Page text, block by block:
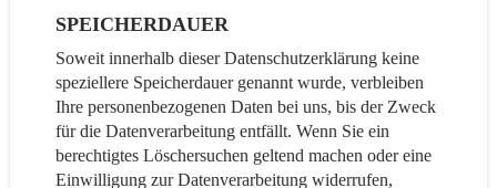
SPEICHERDAUER
Soweit innerhalb dieser Datenschutzerklärung keine
speziellere Speicherdauer genannt wurde, verbleiben
Ihre personenbezogenen Daten bei uns, bis der Zweck
für die Datenverarbeitung entfällt. Wenn Sie ein
berechtigtes Löschersuchen geltend machen oder eine
Einwilligung zur Datenverarbeitung widerrufen,